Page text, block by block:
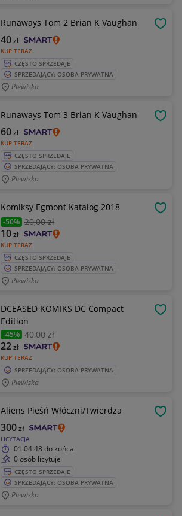
Runaways Tom 2 Brian K Vaughan
KUP TERAZ
40zł
CZĘSTO SPRZEDAJE
SPRZEDAJĄCY: OSOBA PRYWATNA
Plewiska
Runaways Tom 3 Brian K Vaughan
KUP TERAZ
60zł
CZĘSTO SPRZEDAJE
SPRZEDAJĄCY: OSOBA PRYWATNA
Plewiska
Komiksy Egmont Katalog 2018
-50% 20,00 zł
KUP TERAZ
10zł
CZĘSTO SPRZEDAJE
SPRZEDAJĄCY: OSOBA PRYWATNA
Plewiska
DCEASED KOMIKS DC Compact
Edition
-45% 40,00 zł
KUP TERAZ
22zł
SPRZEDAJĄCY: OSOBA PRYWATNA
Plewiska
Aliens Pieśń Włóczni/Twierdza
LICYTACJA
300zł
01:04:48 do końca
0 osób licytuje
CZĘSTO SPRZEDAJE
SPRZEDAJĄCY: OSOBA PRYWATNA
Plewiska